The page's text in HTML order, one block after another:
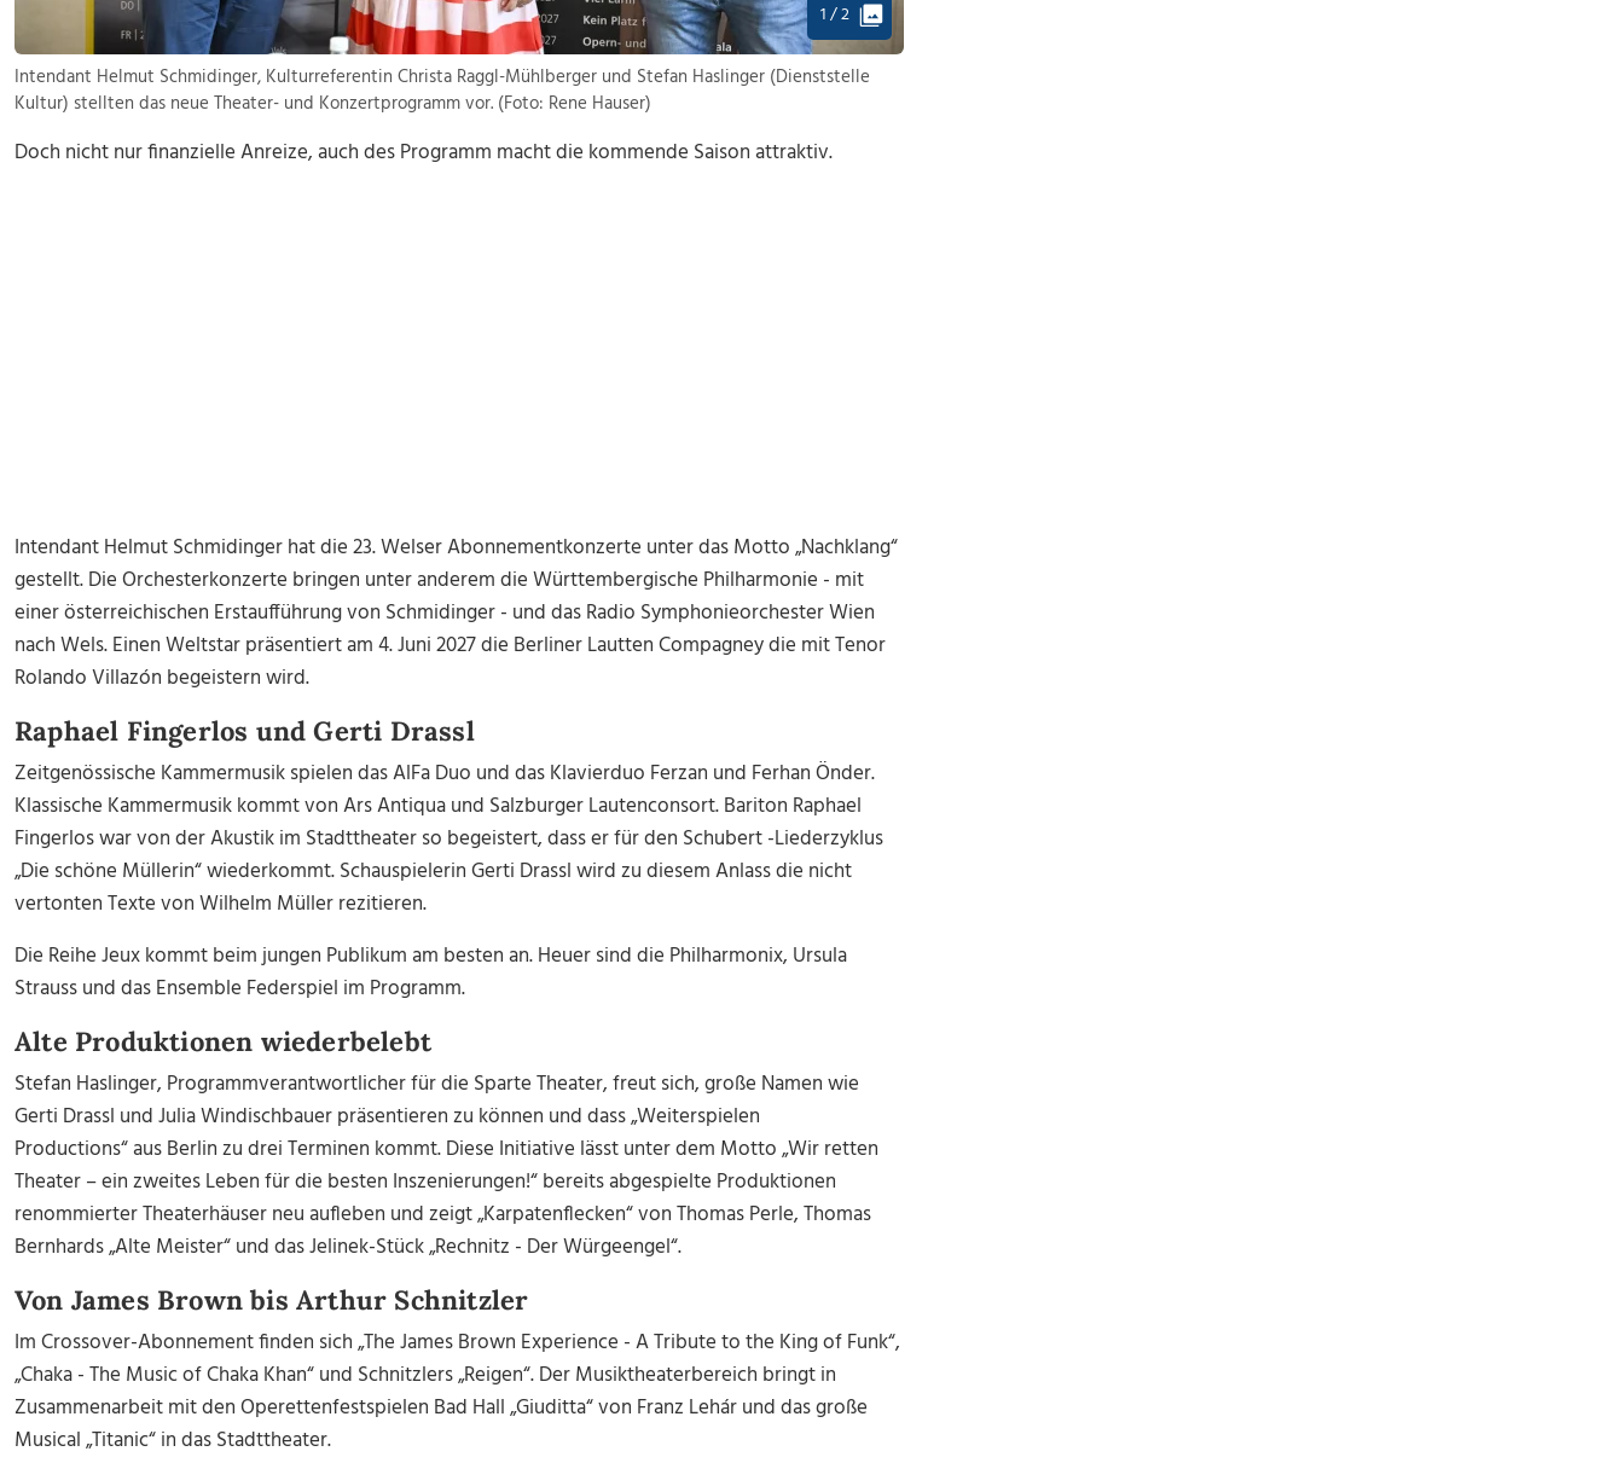
1 / 2
Intendant Helmut Schmidinger, Kulturreferentin Christa Raggl-Mühlberger und Stefan Haslinger (Dienststelle
Kultur) stellten das neue Theater- und Konzertprogramm vor. (Foto: Rene Hauser)
Doch nicht nur finanzielle Anreize, auch des Programm macht die kommende Saison attraktiv.
Intendant Helmut Schmidinger hat die 23. Welser Abonnementkonzerte unter das Motto „Nachklang“
gestellt. Die Orchesterkonzerte bringen unter anderem die Württembergische Philharmonie - mit
einer österreichischen Erstaufführung von Schmidinger - und das Radio Symphonieorchester Wien
nach Wels. Einen Weltstar präsentiert am 4. Juni 2027 die Berliner Lautten Compagney die mit Tenor
Rolando Villazón begeistern wird.
Raphael Fingerlos und Gerti Drassl
Zeitgenössische Kammermusik spielen das AlFa Duo und das Klavierduo Ferzan und Ferhan Önder.
Klassische Kammermusik kommt von Ars Antiqua und Salzburger Lautenconsort. Bariton Raphael
Fingerlos war von der Akustik im Stadttheater so begeistert, dass er für den Schubert -Liederzyklus
„Die schöne Müllerin“ wiederkommt. Schauspielerin Gerti Drassl wird zu diesem Anlass die nicht
vertonten Texte von Wilhelm Müller rezitieren.
Die Reihe Jeux kommt beim jungen Publikum am besten an. Heuer sind die Philharmonix, Ursula
Strauss und das Ensemble Federspiel im Programm.
Alte Produktionen wiederbelebt
Stefan Haslinger, Programmverantwortlicher für die Sparte Theater, freut sich, große Namen wie
Gerti Drassl und Julia Windischbauer präsentieren zu können und dass „Weiterspielen
Productions“aus Berlin zu drei Terminen kommt. Diese Initiative lässt unter dem Motto„Wir retten
Theater – ein zweites Leben für die besten Inszenierungen!“bereits abgespielte Produktionen
renommierter Theaterhäuser neu aufleben und zeigt „Karpatenflecken“ von Thomas Perle, Thomas
Bernhards „Alte Meister“ und das Jelinek-Stück „Rechnitz - Der Würgeengel“.
Von James Brown bis Arthur Schnitzler
Im Crossover-Abonnement finden sich „The James Brown Experience - A Tribute to the King of Funk“,
„Chaka - The Music of Chaka Khan“ und Schnitzlers „Reigen“. Der Musiktheaterbereich bringt in
Zusammenarbeit mit den Operettenfestspielen Bad Hall „Giuditta“ von Franz Lehár und das große
Musical „Titanic“ in das Stadttheater.